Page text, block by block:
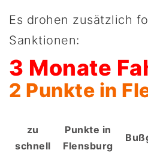
Es drohen zusätzlich
Sanktionen:
3 Monate
2 Punkte in
zu
schnell
Punkte in
Flensburg